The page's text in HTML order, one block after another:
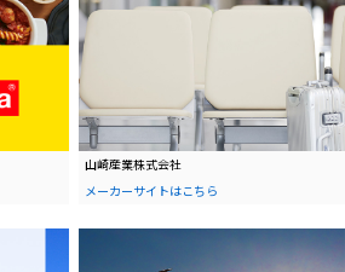
山崎産業株式会社
メーカーサイトはこちら